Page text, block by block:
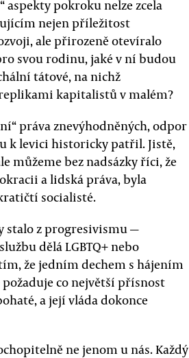
aspekty pokroku nelze zcela
nejen příležitost
ale přirozeně otevíralo
svou rodinu, jaké v ní budou
tátové, na nichž
kapitalistů v malém?
práva znevýhodněných, odpor
k levici historicky patřil. Jistě,
můžeme bez nadsázky říci, že
a lidská práva, byla
socialisté.
stalo z progresivismu —
dělá LGBTQ+ nebo
že jedním dechem s hájením
co největší přísnost
a její vláda dokonce
ne jenom u nás. Každý